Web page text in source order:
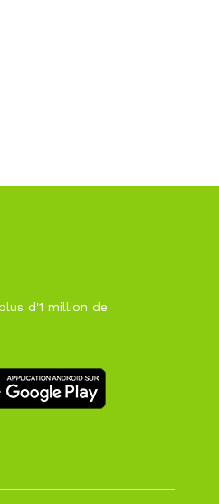
d'1 million de